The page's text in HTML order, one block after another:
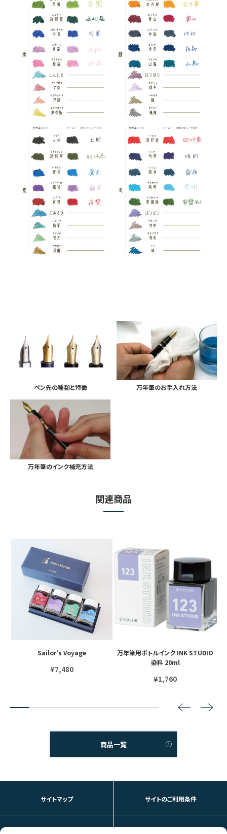
ペン先の種類と特徴 万年筆のお手入れ方法
万年筆のインク補充方法
関連商品
Sailor's Voyage
¥7,480
万年筆用ボトルインク INK STUDIO
染料 20ml
¥1,760
商品一覧
サイトマップ サイトのご利用条件